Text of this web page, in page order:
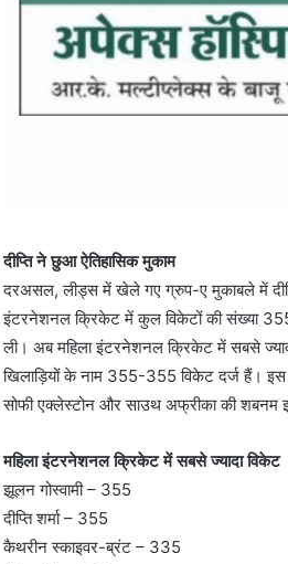
दीप्ति ने छुआ ऐतिहासिक मुकाम
दरअसल, लीड्स में खेले गए ग्रुप-ए मुकाबले में
इंटरनेशनल क्रिकेट में कुल विकेटों की संख्या 355
ली। अब महिला इंटरनेशनल क्रिकेट में सबसे
खिलाड़ियों के नाम 355-355 विकेट दर्ज हैं।
सोफी एक्लेस्टोन और साउथ अफ्रीका की शबनम
महिला इंटरनेशनल क्रिकेट में सबसे ज्यादा विकेट
झूलन गोस्वामी – 355
दीप्ति शर्मा – 355
कैथरीन स्काइवर-ब्रंट – 335